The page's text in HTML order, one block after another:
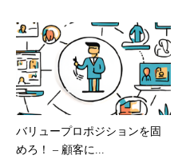
バリュープロポジションを固
めろ！ – 顧客に...